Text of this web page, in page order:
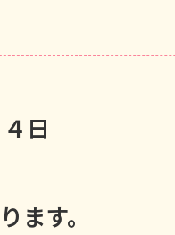
日
ます。